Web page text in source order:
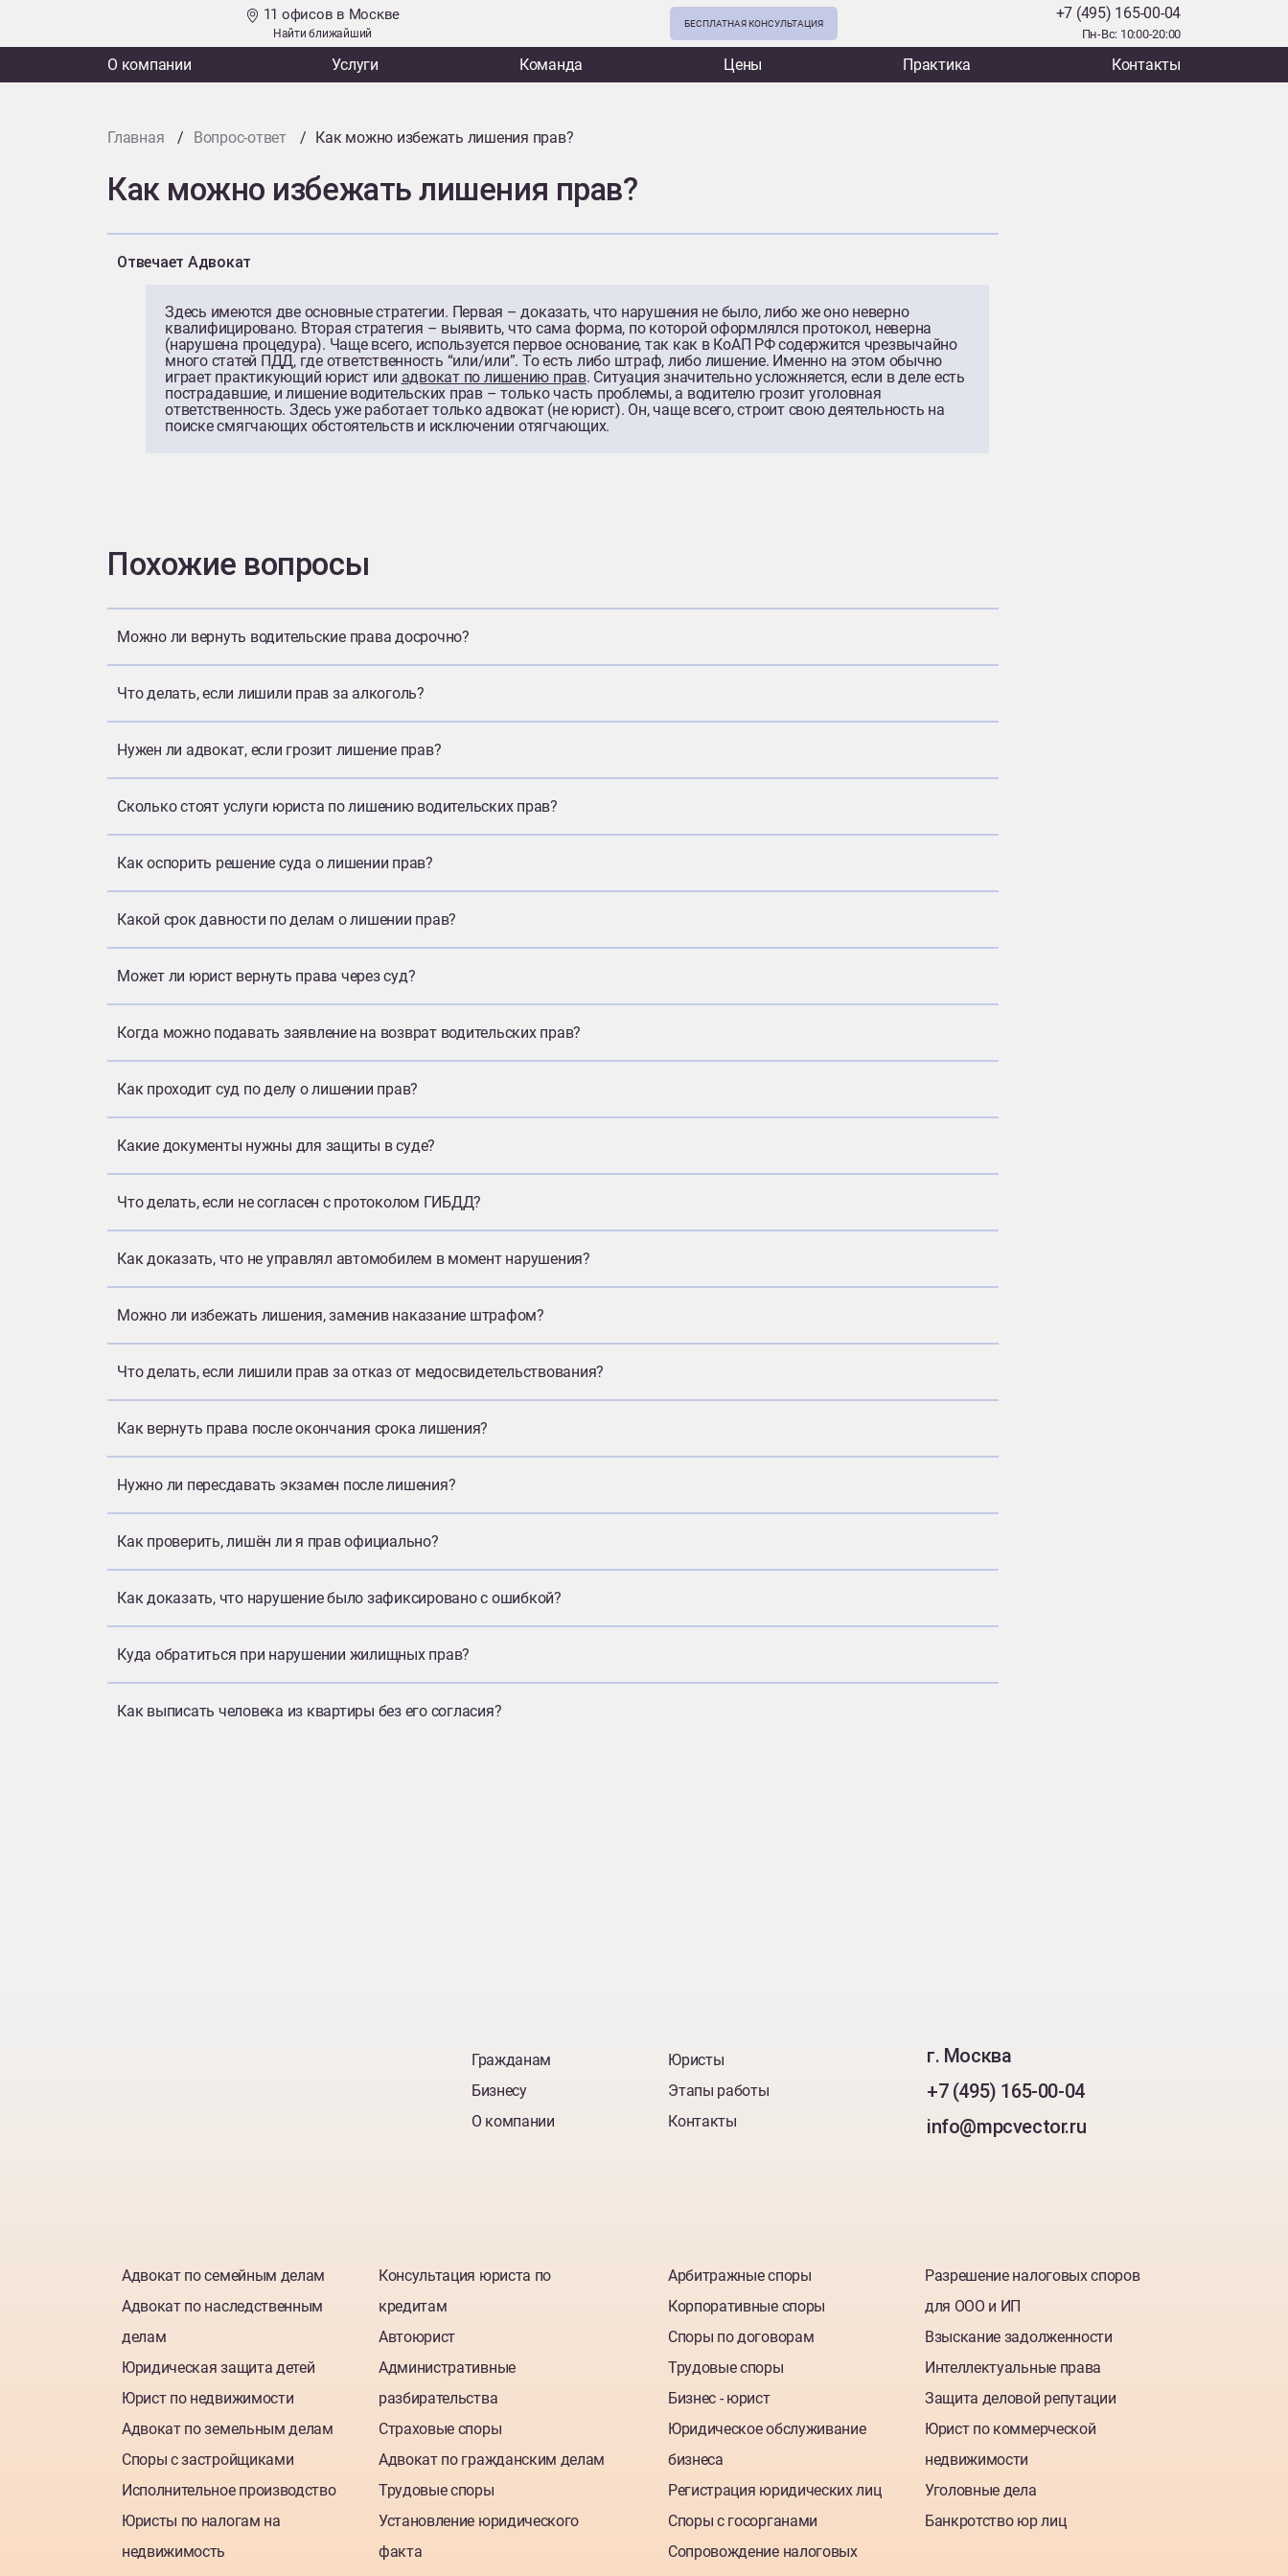
11 офисов в Москве
Найти ближайший
БЕСПЛАТНАЯ КОНСУЛЬТАЦИЯ
+7 (495) 165-00-04
Пн-Вс: 10:00-20:00
О компании Услуги Команда Цены Практика Контакты
Главная Вопрос-ответ Как можно избежать лишения прав?
Как можно избежать лишения прав?
Отвечает Адвокат
Здесь имеются две основные стратегии. Первая – доказать, что нарушения не было, либо же оно неверно
квалифицировано. Вторая стратегия – выявить, что сама форма, по которой оформлялся протокол, неверна
(нарушена процедура). Чаще всего, используется первое основание, так как в КоАП РФ содержится чрезвычайно
много статей ПДД, где ответственность “или/или”. То есть либо штраф, либо лишение. Именно на этом обычно
играет практикующий юрист или адвокат по лишению прав. Ситуация значительно усложняется, если в деле есть
пострадавшие, и лишение водительских прав – только часть проблемы, а водителю грозит уголовная
ответственность. Здесь уже работает только адвокат (не юрист). Он, чаще всего, строит свою деятельность на
поиске смягчающих обстоятельств и исключении отягчающих.
Похожие вопросы
Можно ли вернуть водительские права досрочно?
Что делать, если лишили прав за алкоголь?
Нужен ли адвокат, если грозит лишение прав?
Сколько стоят услуги юриста по лишению водительских прав?
Как оспорить решение суда о лишении прав?
Какой срок давности по делам о лишении прав?
Может ли юрист вернуть права через суд?
Когда можно подавать заявление на возврат водительских прав?
Как проходит суд по делу о лишении прав?
Какие документы нужны для защиты в суде?
Что делать, если не согласен с протоколом ГИБДД?
Как доказать, что не управлял автомобилем в момент нарушения?
Можно ли избежать лишения, заменив наказание штрафом?
Что делать, если лишили прав за отказ от медосвидетельствования?
Как вернуть права после окончания срока лишения?
Нужно ли пересдавать экзамен после лишения?
Как проверить, лишён ли я прав официально?
Как доказать, что нарушение было зафиксировано с ошибкой?
Куда обратиться при нарушении жилищных прав?
Как выписать человека из квартиры без его согласия?
г. Москва
+7 (495) 165-00-04
info@mpcvector.ru
Гражданам
Бизнесу
О компании
Юристы
Этапы работы
Контакты
Адвокат по семейным делам
Адвокат по наследственным
делам
Юридическая защита детей
Юрист по недвижимости
Адвокат по земельным делам
Споры с застройщиками
Исполнительное производство
Юристы по налогам на
недвижимость
Консультация юриста по
кредитам
Автоюрист
Административные
разбирательства
Страховые споры
Адвокат по гражданским делам
Трудовые споры
Установление юридического
факта
Арбитражные споры
Корпоративные споры
Споры по договорам
Трудовые споры
Бизнес - юрист
Юридическое обслуживание
бизнеса
Регистрация юридических лиц
Споры с госорганами
Сопровождение налоговых
Разрешение налоговых споров
для ООО и ИП
Взыскание задолженности
Интеллектуальные права
Защита деловой репутации
Юрист по коммерческой
недвижимости
Уголовные дела
Банкротство юр лиц